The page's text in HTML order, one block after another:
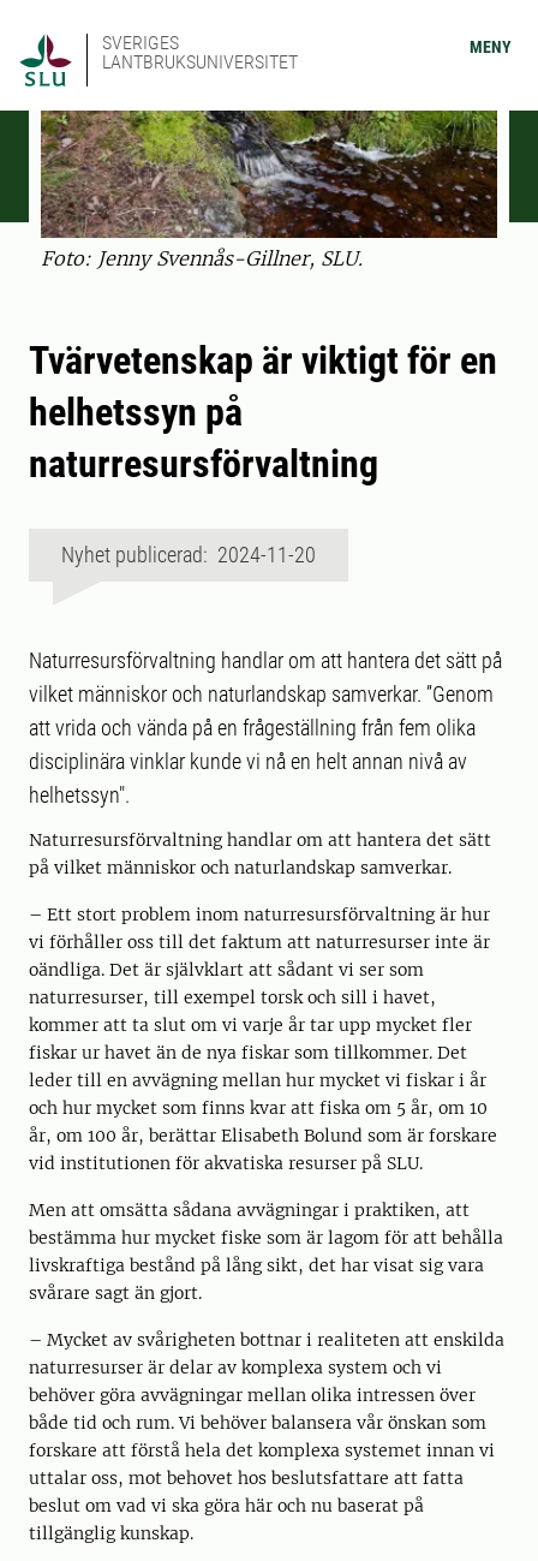
SVERIGES
LANTBRUKSUNIVERSITET
MENY
Foto: Jenny Svennås-Gillner, SLU.
Tvärvetenskap är viktigt för en
helhetssyn på
naturresursförvaltning
Nyhet publicerad: 2024-11-20
Naturresursförvaltning handlar om att hantera det sätt på
vilket människor och naturlandskap samverkar. ”Genom
att vrida och vända på en frågeställning från fem olika
disciplinära vinklar kunde vi nå en helt annan nivå av
helhetssyn".
Naturresursförvaltning handlar om att hantera det sätt
på vilket människor och naturlandskap samverkar.
– Ett stort problem inom naturresursförvaltning är hur
vi förhåller oss till det faktum att naturresurser inte är
oändliga. Det är självklart att sådant vi ser som
naturresurser, till exempel torsk och sill i havet,
kommer att ta slut om vi varje år tar upp mycket fler
fiskar ur havet än de nya fiskar som tillkommer. Det
leder till en avvägning mellan hur mycket vi fiskar i år
och hur mycket som finns kvar att fiska om 5 år, om 10
år, om 100 år, berättar Elisabeth Bolund som är forskare
vid institutionen för akvatiska resurser på SLU.
Men att omsätta sådana avvägningar i praktiken, att
bestämma hur mycket fiske som är lagom för att behålla
livskraftiga bestånd på lång sikt, det har visat sig vara
svårare sagt än gjort.
– Mycket av svårigheten bottnar i realiteten att enskilda
naturresurser är delar av komplexa system och vi
behöver göra avvägningar mellan olika intressen över
både tid och rum. Vi behöver balansera vår önskan som
forskare att förstå hela det komplexa systemet innan vi
uttalar oss, mot behovet hos beslutsfattare att fatta
beslut om vad vi ska göra här och nu baserat på
tillgänglig kunskap.